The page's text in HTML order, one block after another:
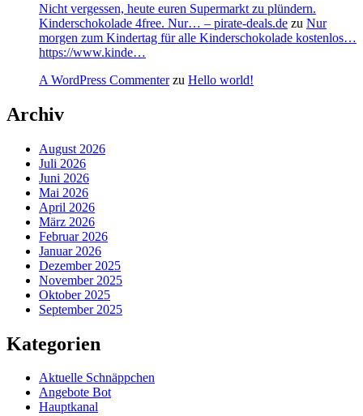
Nicht vergessen, heute euren Supermarkt zu plündern.
Kinderschokolade 4free. Nur… – pirate-deals.de zu Nur
morgen zum Kindertag für alle Kinderschokolade kostenlos…
https://www.kinde…
A WordPress Commenterzu Hello world!
Archiv
August 2026
Juli 2026
Juni 2026
Mai 2026
April 2026
März 2026
Februar 2026
Januar 2026
Dezember 2025
November 2025
Oktober 2025
September 2025
Kategorien
Aktuelle Schnäppchen
Angebote Bot
Hauptkanal